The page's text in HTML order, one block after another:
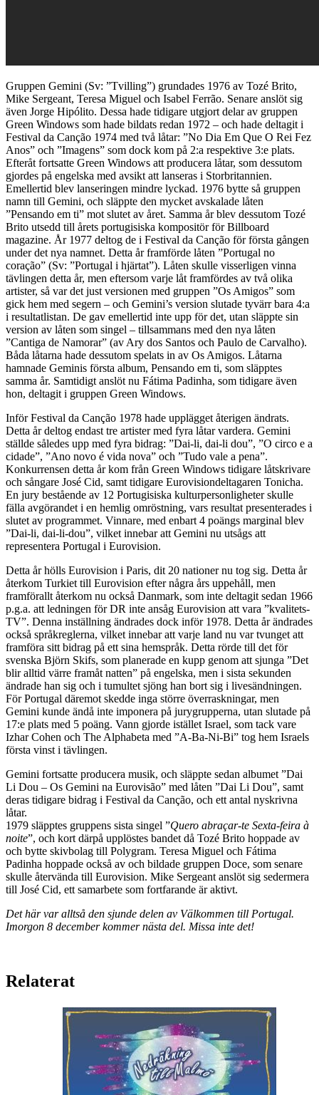
Gruppen Gemini (Sv: ”Tvilling”) grundades 1976 av Tozé Brito,
Mike Sergeant, Teresa Miguel och Isabel Ferrão. Senare anslöt sig
även Jorge Hipólito. Dessa hade tidigare utgjort delar av gruppen
Green Windows som hade bildats redan 1972 – och hade deltagit i
Festival da Canção 1974 med två låtar: ”No Dia Em Que O Rei Fez
Anos” och ”Imagens” som dock kom på 2:a respektive 3:e plats.
Efteråt fortsatte Green Windows att producera låtar, som dessutom
gjordes på engelska med avsikt att lanseras i Storbritannien.
Emellertid blev lanseringen mindre lyckad. 1976 bytte så gruppen
namn till Gemini, och släppte den mycket avskalade låten
”Pensando em ti” mot slutet av året. Samma år blev dessutom Tozé
Brito utsedd till årets portugisiska kompositör för Billboard
magazine. År 1977 deltog de i Festival da Canção för första gången
under det nya namnet. Detta år framförde låten ”Portugal no
coração” (Sv: ”Portugal i hjärtat”). Låten skulle visserligen vinna
tävlingen detta år, men eftersom varje låt framfördes av två olika
artister, så var det just versionen med gruppen ”Os Amigos” som
gick hem med segern – och Gemini’s version slutade tyvärr bara 4:a
i resultatlistan. De gav emellertid inte upp för det, utan släppte sin
version av låten som singel – tillsammans med den nya låten
”Cantiga de Namorar” (av Ary dos Santos och Paulo de Carvalho).
Båda låtarna hade dessutom spelats in av Os Amigos. Låtarna
hamnade Geminis första album, Pensando em ti, som släpptes
samma år. Samtidigt anslöt nu Fátima Padinha, som tidigare även
hon, deltagit i gruppen Green Windows.
InförFestival da Canção 1978 hade upplägget återigen ändrats.
Detta år deltog endast tre artister med fyra låtar vardera. Gemini
ställde således upp med fyra bidrag: ”Dai-li, dai-li dou”, ”O circo e a
cidade”, ”Ano novo é vida nova” och ”Tudo vale a pena”.
Konkurrensen detta år kom från Green Windows tidigare låtskrivare
och sångare José Cid, samt tidigare Eurovisiondeltagaren Tonicha.
En jury bestående av 12 Portugisiska kulturpersonligheter skulle
fälla avgörandet i en hemlig omröstning, vars resultat presenterades i
slutet av programmet. Vinnare, med enbart 4 poängs marginal blev
”Dai-li, dai-li-dou”, vilket innebar att Gemini nu utsågs att
representera Portugal i Eurovision.
Detta år hölls Eurovision i Paris, dit 20 nationer nu tog sig. Detta år
återkom Turkiet till Eurovision efter några års uppehåll, men
framförallt återkom nu också Danmark, som inte deltagit sedan 1966
p.g.a. att ledningen för DR inte ansåg Eurovision att vara ”kvalitets-
TV”. Denna inställning ändrades dock inför 1978. Detta år ändrades
också språkreglerna, vilket innebar att varje land nu var tvunget att
framföra sitt bidrag på ett sina hemspråk. Detta rörde till det för
svenska Björn Skifs, som planerade en kupp genom att sjunga ”Det
blir alltid värre framåt natten” på engelska, men i sista sekunden
ändrade han sig och i tumultet sjöng han bort sig i livesändningen.
För Portugal däremot skedde inga större överraskningar, men
Gemini kunde ändå inte imponera på jurygrupperna, utan slutade på
17:e plats med 5 poäng. Vann gjorde istället Israel, som tack vare
Izhar Cohen och The Alphabeta med ”A-Ba-Ni-Bi” tog hem Israels
första vinst i tävlingen.
Gemini fortsatte producera musik, och släppte sedan albumet ”Dai
Li Dou – Os Gemini na Eurovisão” med låten ”Dai Li Dou”, samt
deras tidigare bidrag i Festival da Canção, och ett antal nyskrivna
låtar.
1979 släpptes gruppens sista singel ”Quero abraçar-te Sexta-feira à
noite”, och kort därpå upplöstes bandet då Tozé Brito hoppade av
och bytte skivbolag till Polygram. Teresa Miguel och Fátima
Padinha hoppade också av och bildade gruppen Doce, som senare
skulle återvända till Eurovision. Mike Sergeant anslöt sig sedermera
till José Cid, ett samarbete som fortfarande är aktivt.
Det här var alltså den sjunde delen av Välkommen till Portugal.
Imorgon 8 december kommer nästa del. Missa inte det!
Relaterat